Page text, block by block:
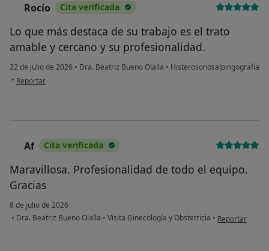
Rocío Cita verificada
Lo que más destaca de su trabajo es el trato
amable y cercano y su profesionalidad.
22 de julio de 2026 • Dra. Beatriz Bueno Olalla • Histerosonosalpingografia
• en opinión del usuario Rocío
Reportar
Af Cita verificada
Maravillosa. Profesionalidad de todo el equipo.
Gracias
8 de julio de 2026
• Dra. Beatriz Bueno Olalla • Visita Ginecología y Obstetricia • en opinión del
Reportar